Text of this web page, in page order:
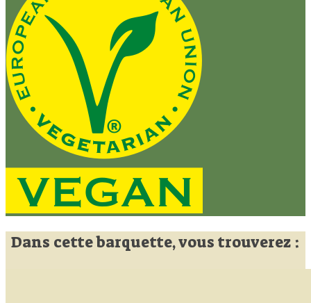
Dans cette barquette, vous trouverez :